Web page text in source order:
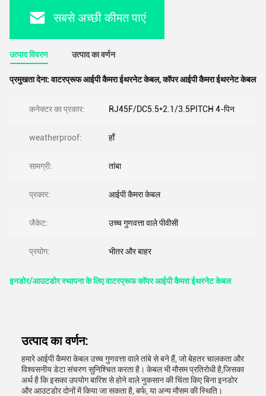
सबसे अच्छी कीमत पाएं
उत्पाद विवरण उत्पाद का वर्णन
प्रमुखता देना:वाटरप्रूफ आईपी कैमरा ईथरनेट केबल,कॉपर आईपी कैमरा ईथरनेट केबल
कनेक्टर का प्रकार: RJ45F/DC5.5*2.1/3.5PITCH 4-पिन
weatherproof: हाँ
सामग्री: तांबा
प्रकार: आईपी कैमरा केबल
जैकेट: उच्च गुणवत्ता वाले पीवीसी
प्रयोग: भीतर और बाहर
इनडोर/आउटडोर स्थापना के लिए वाटरप्रूफ कॉपर आईपी कैमरा ईथरनेट केबल
उत्पाद का वर्णन:
हमारे आईपी कैमरा केबल उच्च गुणवत्ता वाले तांबे से बने हैं, जो बेहतर चालकता और
विश्वसनीय डेटा संचरण सुनिश्चित करता है। केबल भी मौसम प्रतिरोधी है,जिसका
अर्थ है कि इसका उपयोग बारिश से होने वाले नुकसान की चिंता किए बिना इनडोर
और आउटडोर दोनों में किया जा सकता है, बर्फ, या अन्य मौसम की स्थिति।